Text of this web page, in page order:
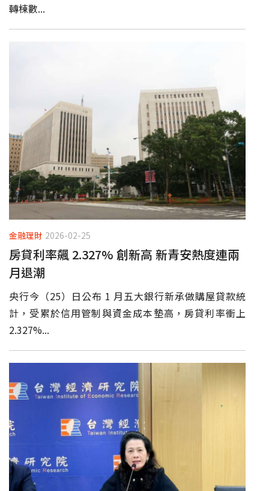
轉棟數...
金融理財 2026-02-25
房貸利率飆 2.327% 創新高 新青安熱度連兩
月退潮
央行今（25）日公布 1 月五大銀行新承做購屋貸款統
計，受累於信用管制與資金成本墊高，房貸利率衝上
2.327%...